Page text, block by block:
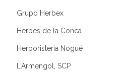
Grupo Herbex
Herbes de la Conca
Herboristeria Nogué
L'Armengol, SCP